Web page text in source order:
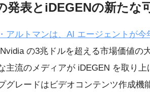
発表とiDEGENの新たな
アルトマンは、AI エージェントが今
の3兆ドルを超える市場価値の
主流のメディアが iDEGEN を取り
グレードはビデオコンテンツ作成機